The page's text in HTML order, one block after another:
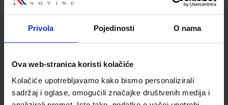
Privola Pojedinosti O nama
Ova web-stranica koristi kolačiće
Kolačiće upotrebljavamo kako bismo personalizirali
sadržaj i oglase, omogućili značajke društvenih medija i
Nakladnik: ALFA d.d.
SKU:567636 CIJENA:23,00 €
Udžbenik
INFORMATIKA 2; udžbenik iz informatike za 2. razred